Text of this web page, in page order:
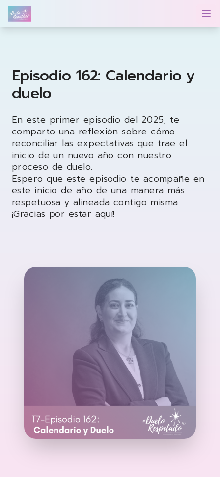
Duelo Respetado Podcast con Georgina González
Episodio 162: Calendario y
duelo
En este primer episodio del 2025, te
comparto una reflexión sobre cómo
reconciliar las expectativas que trae el
inicio de un nuevo año con nuestro
proceso de duelo.
Espero que este episodio te acompañe en
este inicio de año de una manera más
respetuosa y alineada contigo misma.
¡Gracias por estar aquí!